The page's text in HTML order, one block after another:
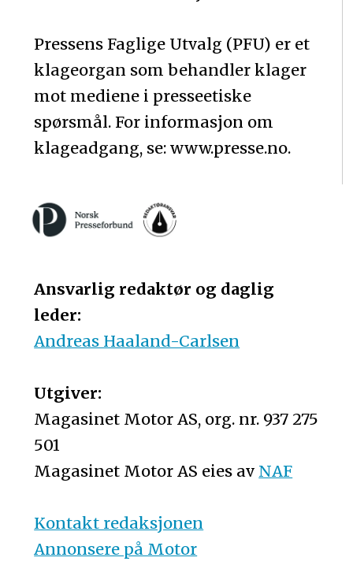
Pressens Faglige Utvalg (PFU) er et
klageorgan som behandler klager
mot mediene i presseetiske
spørsmål. For informasjon om
klageadgang, se: www.presse.no.
Ansvarlig redaktør og daglig
leder:
Andreas Haaland-Carlsen
Utgiver:
Magasinet Motor AS, org. nr. 937 275
501
Magasinet Motor AS eies av NAF
Kontakt redaksjonen
Annonsere på Motor